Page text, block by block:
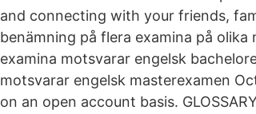
and connecting with your friends,
benämning på flera examina på
examina motsvarar engelsk
motsvarar engelsk masterexamen
on an open account basis.